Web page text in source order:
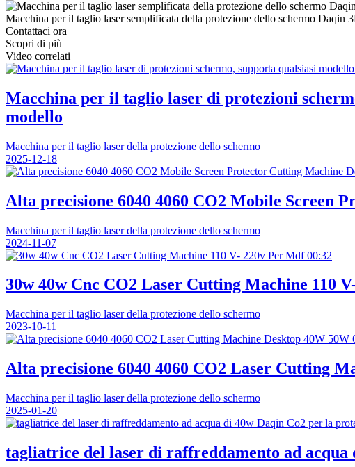
Macchina per il taglio laser semplificata della protezione dello schermo Daqin
Contattaci ora
Scopri di più
Video correlati
Macchina per il taglio laser di protezioni
modello
Macchina per il taglio laser della protezione dello schermo
2025-12-18
Alta precisione 6040 4060 CO2 Mobile Screen
Macchina per il taglio laser della protezione dello schermo
2024-11-07
00:32
30w 40w Cnc CO2 Laser Cutting Machine 110
Macchina per il taglio laser della protezione dello schermo
2023-10-11
Alta precisione 6040 4060 CO2 Laser Cutting
Macchina per il taglio laser della protezione dello schermo
2025-01-20
tagliatrice del laser di raffreddamento ad